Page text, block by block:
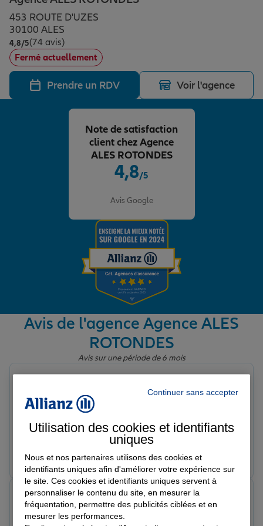
Assurance emprunteur
Prévoyance et dépendance
Assurance animal de compagnie
Protection de la famille
Protection juridique
Épargne & retraite
Plan épargne retraite
Assurance vie
Placements financiers
Investissements immobiliers
Transmission
Vos projets
Partir en vacances
Départ à la retraite
Préparer l’avenir
Conseil assurance
Assurance habitation
Le Pack Famille
Garantie des accidents de la vie
Assurance scolaire
Retraite
Tous nos devis d'assurance
Allianz en France
453 ROUTE D'UZES
30100 ALES
4,8/5Note de 4.8 sur 5
(74 avis)
Fermé actuellement
Prendre un RDV Voir l'agence
4,8/5
Avis Google
Note de satisfaction
client chez Agence
ALES ROTONDES
Avis de l'agence Agence ALES
ROTONDES
Avis sur une période de 6 mois
Le 11/03/2026 - Agence ALES ROTONDES
Mme Meslier est d’une gentillesse ,compétence avec de
très bons conseils. Elle est aussi d’une patience inouïe.
Je suis ravie d’avoir quitter mon ancienne compagnie
d’assureur voleur pour cette agence géniale 🥰
Prendre un RDV Voir l'agence
Note de 5 sur 5
Le 02/03/2026 - Agence ALES ROTONDES
jerome s.
Continuer sans accepter
Utilisation des cookies et identifiants
uniques
Nous et nos partenaires utilisons des cookies et
identifiants uniques afin d'améliorer votre expérience sur
le site. Ces cookies et identifiants uniques servent à
personnaliser le contenu du site, en mesurer la
fréquentation, permettre des publicités ciblées et en
mesurer les performances.